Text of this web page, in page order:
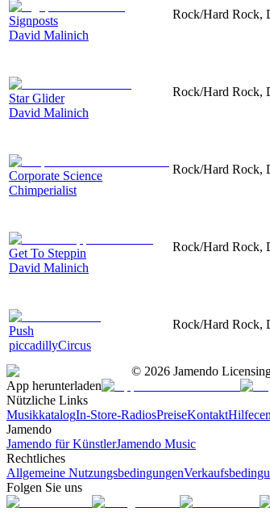
Signposts
David Malinich
Rock/Hard Rock,
Star Glider
David Malinich
Rock/Hard Rock,
Corporate Science
Chimperialist
Rock/Hard Rock,
Get To Steppin
David Malinich
Rock/Hard Rock,
Push
piccadillyCircus
Rock/Hard Rock,
© 2026 Jamendo
App herunterladen
Nützliche Links
MusikkatalogIn-Store-RadiosPreiseKontakt
Jamendo
Jamendo für KünstlerJamendo Music
Rechtliches
Allgemeine Nutzungsbedingungen
Folgen Sie uns